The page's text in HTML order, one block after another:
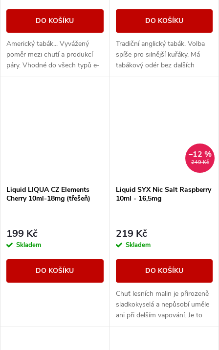
DO KOŠÍKU
Americký tabák... Vyvážený
poměr mezi chutí a produkcí
páry. Vhodné do všech typů e-
cigaret
DO KOŠÍKU
Tradiční anglický tabák. Volba
spíše pro silnější kuřáky. Má
tabákový odér bez dalších
aromatických prvků.
Liquid LIQUA CZ Elements
Cherry 10ml-18mg (třešeň)
199 Kč
Skladem
DO KOŠÍKU
249 Kč
–12 %
Liquid SYX Nic Salt Raspberry
10ml - 16,5mg
219 Kč
Skladem
DO KOŠÍKU
Chuť lesních malin je přirozeně
sladkokyselá a nepůsobí uměle
ani při delším vapování. Je to
ten typ e-liquidu, který tě